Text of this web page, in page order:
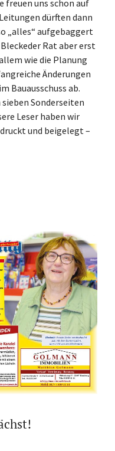
freuen uns schon auf
dürften dann
„alles“ aufgebaggert
Rat aber erst
wie die Planung
Änderungen
Bauausschuss ab.
Sonderseiten
Leser haben wir
und beigelegt –